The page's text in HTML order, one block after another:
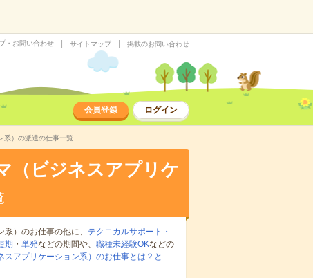
・お問い合わせ サイトマップ 掲載のお問い合わせ
会員登録 ログイン
系）の派遣の仕事一覧
（ビジネスアプリケ
）のお仕事の他に、
テクニカルサポート・
期 ・ 単発などの期間や、 職種未経験OKなどの
スアプリケーション系）のお仕事とは？と